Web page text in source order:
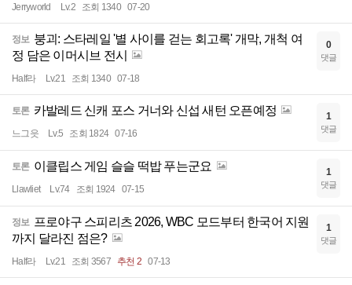
Jerryworld Lv.2 조회 1340 07-20
정보 붕괴: 스타레일 '별 사이를 걷는 회고록' 개막, 개척 여
정 담은 이머시브 전시
Half라 Lv.21 조회 1340 07-18
0
댓글
토론 카발레드 신캐 포스 거너와 신섭 새턴 오픈예정
느그읏 Lv.5 조회 1824 07-16
1
댓글
토론 이클립스 게임 슬슬 떡밥 푸는군요
Llawliet Lv.74 조회 1924 07-15
1
댓글
정보 프로야구 스피리츠 2026, WBC 모드부터 한국어 지원
까지 달라진 점은?
Half라 Lv.21 조회 3567 추천 2 07-13
1
댓글